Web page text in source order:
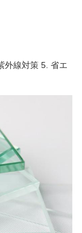
外線対策 5. 省エ